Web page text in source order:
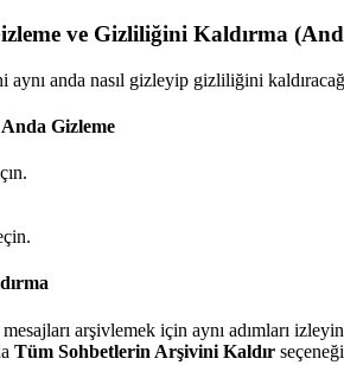
ve Gizliliğini Kaldırma
anda nasıl gizleyip gizliliğini
Gizleme
arşivlemek için aynı adımları
Tüm Sohbetlerin Arşivini Kaldır